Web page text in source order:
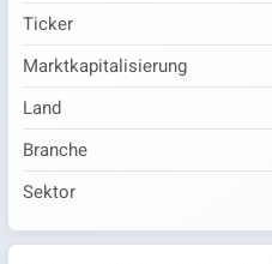
Ticker
Marktkapitalisierung
Land
Branche
Sektor